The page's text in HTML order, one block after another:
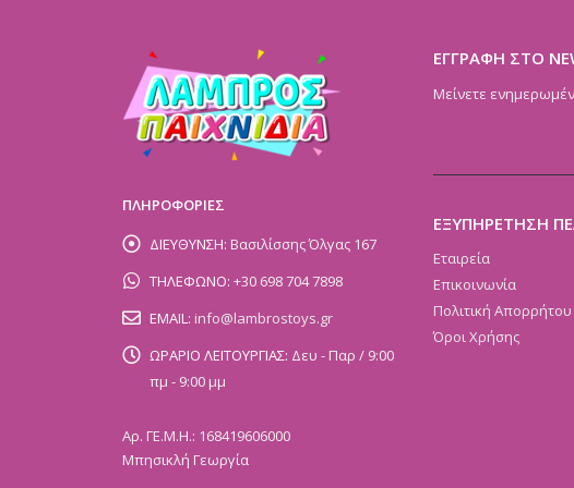
ΠΛΗΡΟΦΟΡΙΕΣ
ΔΙΕΥΘΥΝΣΗ: Βασιλίσσης Όλγας 167
ΤΗΛΕΦΩΝΟ: +30 698 704 7898
EMAIL: info@lambrostoys.gr
ΩΡΑΡΙΟ ΛΕΙΤΟΥΡΓΙΑΣ: Δευ - Παρ / 9:00
πμ - 9:00 μμ
Αρ. ΓΕ.Μ.Η.: 168419606000
Μπησικλή Γεωργία
ΕΓΓΡΑΦΗ ΣΤΟ
Μείνετε
ΕΞΥΠΗΡΕΤΗΣΗ
Εταιρεία
Επικοινωνία
Πολιτική Απορρήτου
Όροι Χρήσης